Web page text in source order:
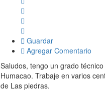
Guardar
Agregar Comentario
Saludos, tengo un grado
Humacao. Trabaje en varios
de Las piedras.